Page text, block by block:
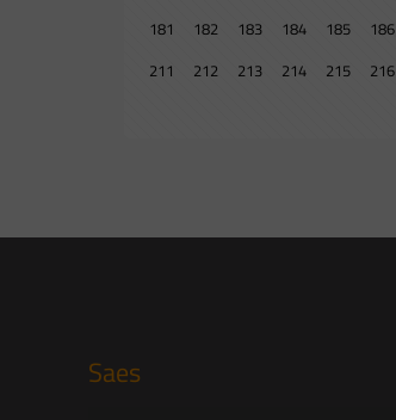
181
182 183 184 185 186
211
212 213 214 215 216
Saes